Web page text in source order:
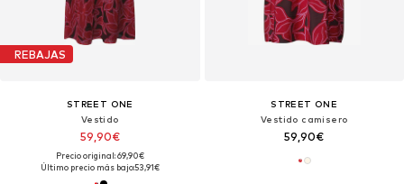
REBAJAS
STREET ONE
Vestido
59,90€
Precio original: 69,90€
Último precio más bajo:53,91€
STREET ONE
Vestido camisero
59,90€